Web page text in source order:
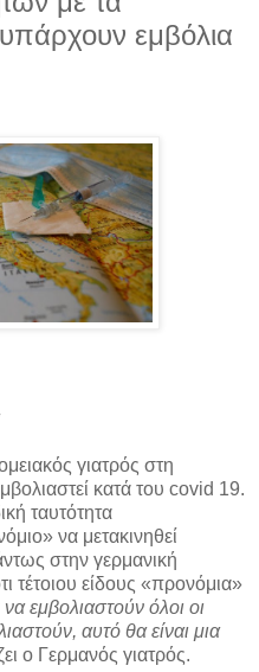
εμβόλια
γιατρός στη
κατά του covid 19.
ταυτότητα
να μετακινηθεί
στην γερμανική
τέτοιου είδους «προνόμια»
εμβολιαστούν όλοι οι
αυτό θα είναι μια
ο Γερμανός γιατρός.